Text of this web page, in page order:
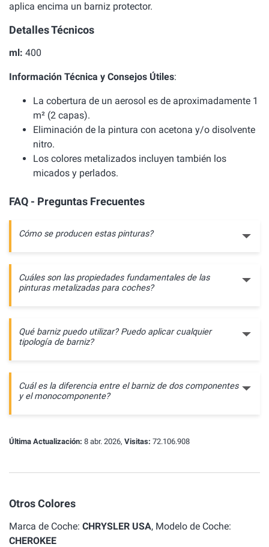
aplica encima un barniz protector.
Detalles Técnicos
ml: 400
Información Técnica y Consejos Útiles:
La cobertura de un aerosol es de aproximadamente 1
m² (2 capas).
Eliminación de la pintura con acetona y/o disolvente
nitro.
Los colores metalizados incluyen también los
micados y perlados.
FAQ - Preguntas Frecuentes
Cómo se producen estas pinturas?
Cuáles son las propiedades fundamentales de las
pinturas metalizadas para coches?
Qué barniz puedo utilizar? Puedo aplicar cualquier
tipología de barniz?
Cuál es la diferencia entre el barniz de dos componentes
y el monocomponente?
Última Actualización: 8 abr. 2026, Visitas: 72.106.908
Otros Colores
Marca de Coche: CHRYSLER USA, Modelo de Coche:
CHEROKEE